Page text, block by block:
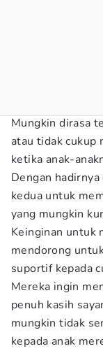
Mungkin dirasa
atau tidak cukup
ketika anak-
Dengan
kedua untuk
yang mungkin
Keinginan untuk
mendorong
suportif kepada
Mereka ingin
penuh kasih
mungkin tidak
kepada anak